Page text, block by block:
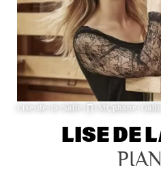
Lise-de-la-Salle-∏-StÇphane-
LISE DE